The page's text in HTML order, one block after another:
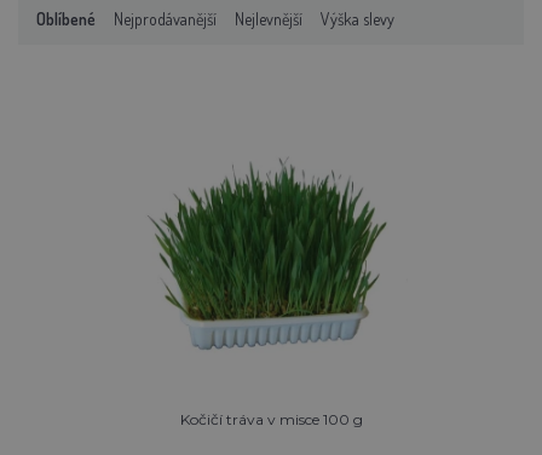
Oblíbené Nejprodávanější Nejlevnější Výška slevy
Kočičí tráva v misce 100 g